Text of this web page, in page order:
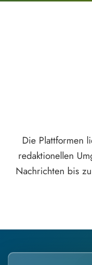
Die Plattformen
redaktionellen
Nachrichten bis